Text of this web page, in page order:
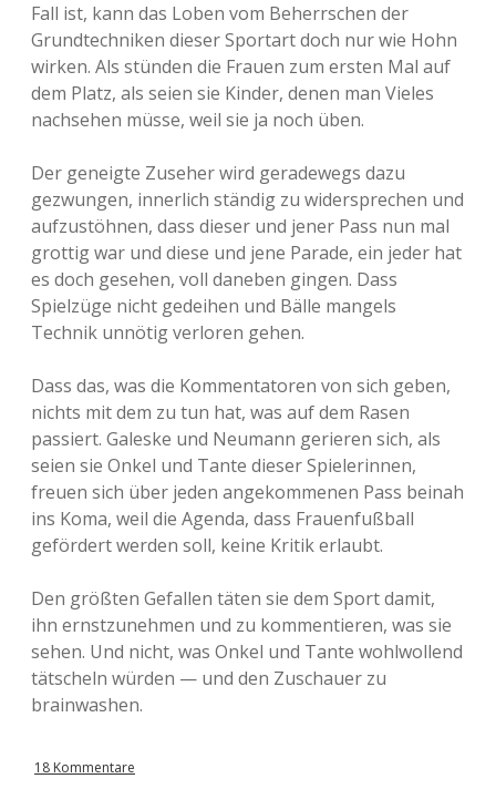
Fall ist, kann das Loben vom Beherrschen der
Grundtechniken dieser Sportart doch nur wie Hohn
wirken. Als stünden die Frauen zum ersten Mal auf
dem Platz, als seien sie Kinder, denen man Vieles
nachsehen müsse, weil sie ja noch üben.
Der geneigte Zuseher wird geradewegs dazu
gezwungen, innerlich ständig zu widersprechen und
aufzustöhnen, dass dieser und jener Pass nun mal
grottig war und diese und jene Parade, ein jeder hat
es doch gesehen, voll daneben gingen. Dass
Spielzüge nicht gedeihen und Bälle mangels
Technik unnötig verloren gehen.
Dass das, was die Kommentatoren von sich geben,
nichts mit dem zu tun hat, was auf dem Rasen
passiert. Galeske und Neumann gerieren sich, als
seien sie Onkel und Tante dieser Spielerinnen,
freuen sich über jeden angekommenen Pass beinah
ins Koma, weil die Agenda, dass Frauenfußball
gefördert werden soll, keine Kritik erlaubt.
Den größten Gefallen täten sie dem Sport damit,
ihn ernstzunehmen und zu kommentieren, was sie
sehen. Und nicht, was Onkel und Tante wohlwollend
tätscheln würden — und den Zuschauer zu
brainwashen.
18 Kommentare